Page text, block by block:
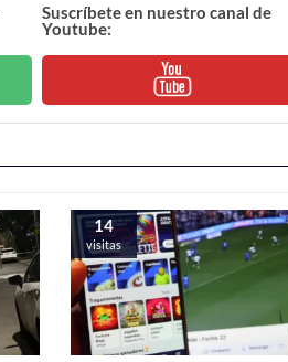
Suscríbete en nuestro canal de
Youtube:
14
visitas